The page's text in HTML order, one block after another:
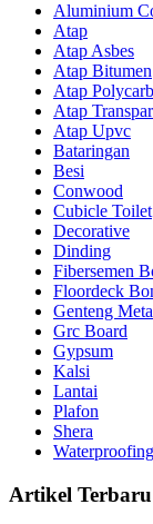
Aluminium
Atap
Atap Asbes
Atap Bitumen
Atap
Atap
Atap Upvc
Bataringan
Besi
Conwood
Cubicle Toilet
Decorative
Dinding
Fibersemen
Floordeck
Genteng
Grc Board
Gypsum
Kalsi
Lantai
Plafon
Shera
Waterproofing
Artikel Terbaru